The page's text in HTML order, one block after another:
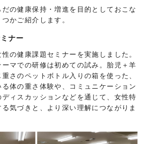
の健康保持・増進を目的としておこな
かご紹介します。
ナー
の健康課題セミナーを実施しました。
マでの研修は初めての試み。胎児＋羊
さのペットボトル入りの箱を使った、
体の重さ体験や、コミュニケーション
ィスカッションなどを通じて、女性特
気づきと、より深い理解につながりま